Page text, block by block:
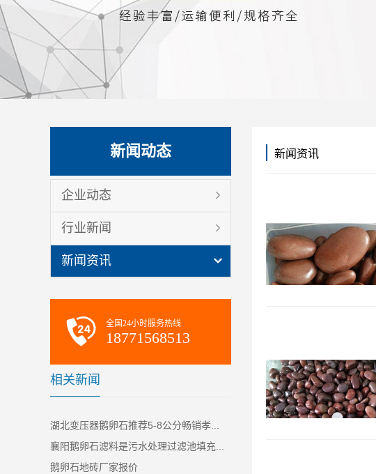
新闻动态
企业动态
行业新闻
新闻资讯
全国24小时服务热线
18771568513
相关新闻
湖北变压器鹅卵石推荐5-8公分畅销孝...
襄阳鹅卵石滤料是污水处理过滤池填充...
鹅卵石地砖厂家报价
新闻资讯